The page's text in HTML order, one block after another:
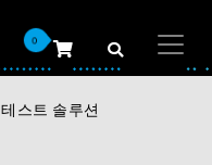
0
스트 솔루션